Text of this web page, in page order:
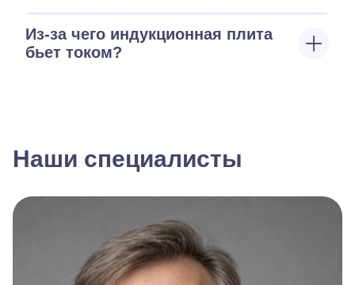
Из-за чего индукционная плита
бьет током?
Наши специалисты